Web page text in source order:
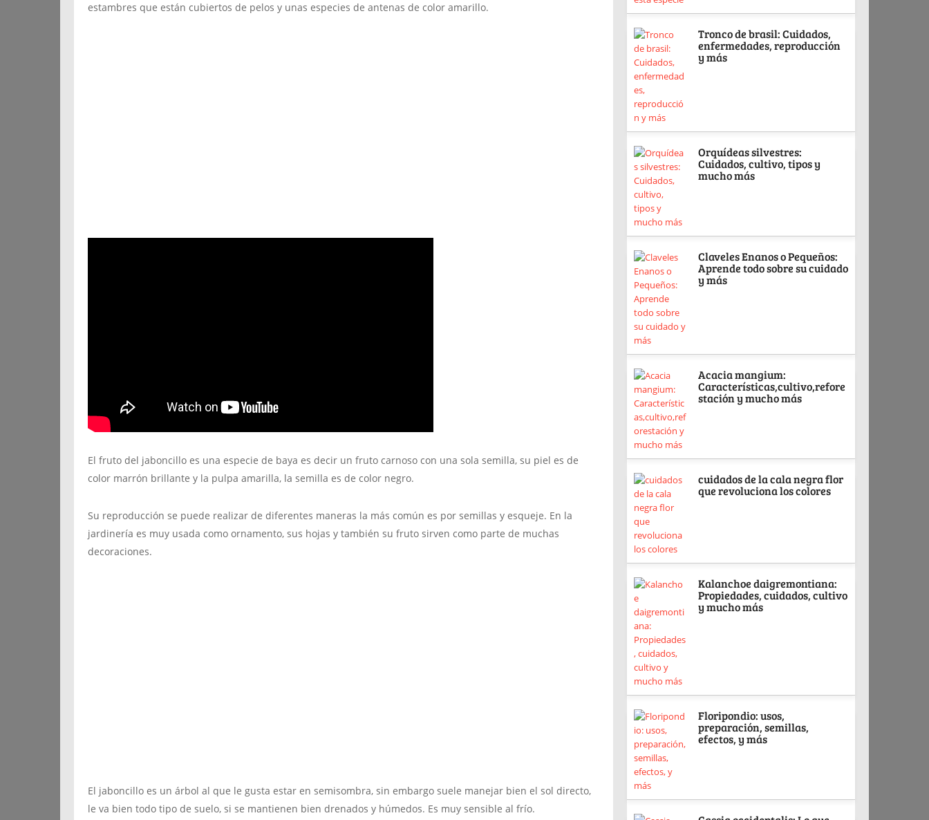
estambres que están cubiertos de pelos y unas especies de antenas de color amarillo.
El fruto del jaboncillo es una especie de baya es decir un fruto carnoso con una sola semilla, su piel es de
color marrón brillante y la pulpa amarilla, la semilla es de color negro.
Su reproducción se puede realizar de diferentes maneras la más común es por semillas y esqueje. En la
jardinería es muy usada como ornamento, sus hojas y también su fruto sirven como parte de muchas
decoraciones.
El jaboncillo es un árbol al que le gusta estar en semisombra, sin embargo suele manejar bien el sol directo,
le va bien todo tipo de suelo, si se mantienen bien drenados y húmedos. Es muy sensible al frío.
Tronco de brasil: Cuidados,
enfermedades, reproducción
y más
Orquídeas silvestres:
Cuidados, cultivo, tipos y
mucho más
Claveles Enanos o Pequeños:
Aprende todo sobre su cuidado
y más
Acacia mangium:
Características,cultivo,refore
stación y mucho más
cuidados de la cala negra flor
que revoluciona los colores
Kalanchoe daigremontiana:
Propiedades, cuidados, cultivo
y mucho más
Floripondio: usos,
preparación, semillas,
efectos, y más